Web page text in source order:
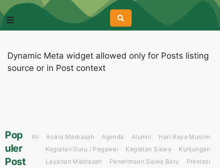
Dynamic Meta widget allowed only for Posts listing
source or in Post context
Pop
uler
Post
All Acara Madrasah Agenda Alumni
Hari Raya Muslim
Kegiatan Guru / Pegawai
Kegiatan Siswa
Kunjungan
Layanan Madrasah
Penerimaan Siswa Baru Prestasi